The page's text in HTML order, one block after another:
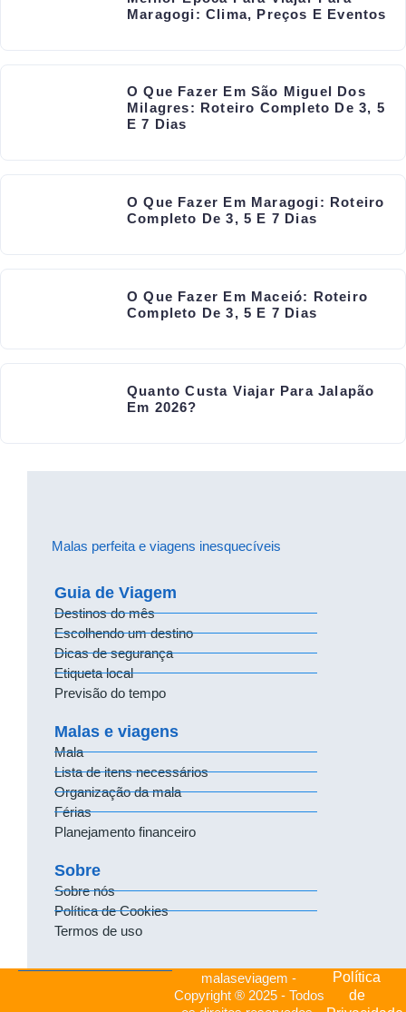
Maragogi: Clima, Preços E Eventos
O Que Fazer Em São Miguel Dos
Milagres: Roteiro Completo De 3, 5
E 7 Dias
O Que Fazer Em Maragogi: Roteiro
Completo De 3, 5 E 7 Dias
O Que Fazer Em Maceió: Roteiro
Completo De 3, 5 E 7 Dias
Quanto Custa Viajar Para Jalapão
Em 2026?
Malas perfeita e viagens inesquecíveis
Guia de Viagem
Destinos do mês
Escolhendo um destino
Dicas de segurança
Etiqueta local
Previsão do tempo
Malas e viagens
Mala
Lista de itens necessários
Organização da mala
Férias
Planejamento financeiro
Sobre
Sobre nós
Política de Cookies
Termos de uso
malaseviagem -
Copyright ® 2025 - Todos
Política
de